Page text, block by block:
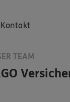
Kontakt
TEAM